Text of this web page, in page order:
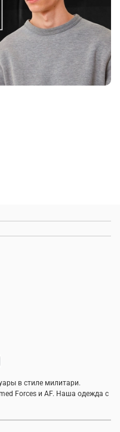
в стиле милитари.
Forces и AF. Наша одежда с